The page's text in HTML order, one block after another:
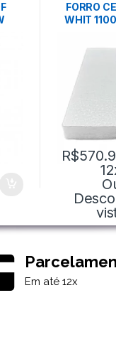
FORRO
WHIT
R$
Em até 12x